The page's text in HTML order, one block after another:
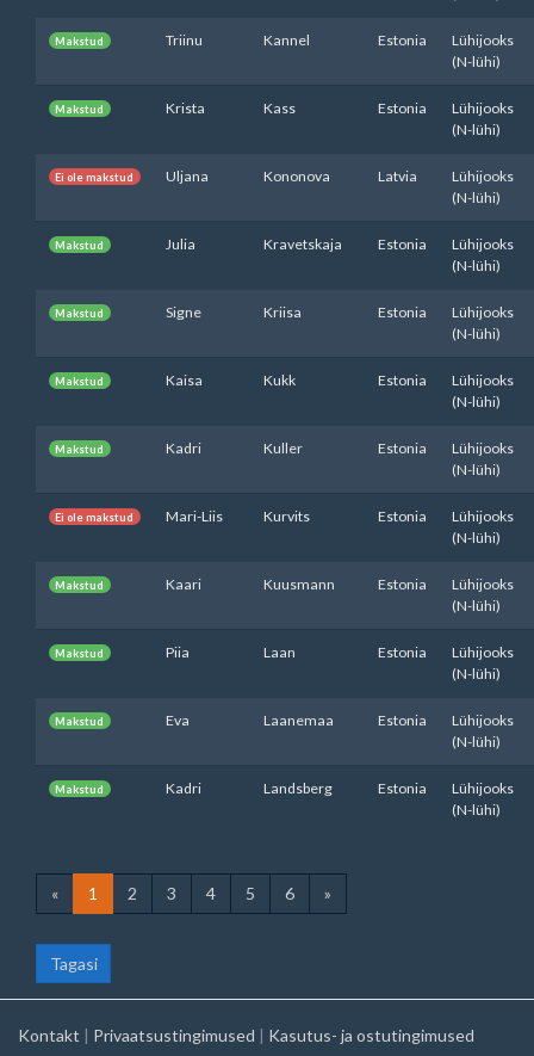
Makstud Triinu Kannel Estonia
Lühijooks
(N-lühi)
Makstud Krista Kass Estonia
Lühijooks
(N-lühi)
Ei ole makstud Uljana Kononova Latvia
Lühijooks
(N-lühi)
Makstud Julia Kravetskaja Estonia
Lühijooks
(N-lühi)
Makstud Signe Kriisa Estonia
Lühijooks
(N-lühi)
Makstud Kaisa Kukk Estonia
Lühijooks
(N-lühi)
Makstud Kadri Kuller Estonia
Lühijooks
(N-lühi)
Ei ole makstud Mari-Liis Kurvits Estonia
Lühijooks
(N-lühi)
Makstud Kaari Kuusmann Estonia
Lühijooks
(N-lühi)
Makstud Piia Laan Estonia
Lühijooks
(N-lühi)
Makstud Eva Laanemaa Estonia
Lühijooks
(N-lühi)
Makstud Kadri Landsberg Estonia
Lühijooks
(N-lühi)
« 1 2 3 4 5 6 »
Tagasi
Kontakt | Privaatsustingimused | Kasutus- ja ostutingimused